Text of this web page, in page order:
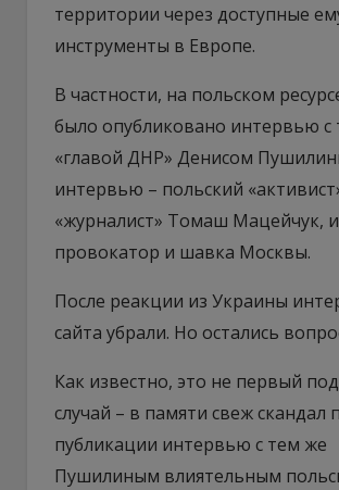
территории через доступные
инструменты в Европе.
В частности, на польском
было опубликовано интервью с
«главой ДНР» Денисом
интервью – польский
«журналист» Томаш Мацейчук,
провокатор и шавка Москвы.
После реакции из Украины
сайта убрали. Но остались
Как известно, это не первый
случай – в памяти свеж скандал
публикации интервью с тем же
Пушилиным влиятельным